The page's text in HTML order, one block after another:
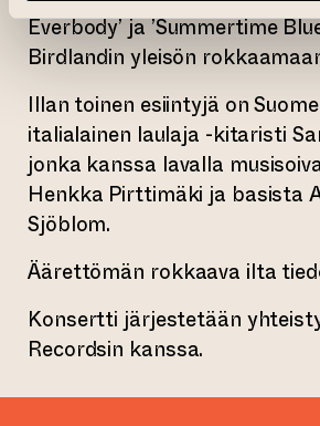
Everbody’ ja ’Summertime
Birdlandin yleisön
Illan toinen esiintyjä on
italialainen laulaja -kitaristi
jonka kanssa lavalla
Henkka Pirttimäki ja basista
Sjöblom.
Äärettömän rokkaava ilta
Konsertti järjestetään
Recordsin kanssa.